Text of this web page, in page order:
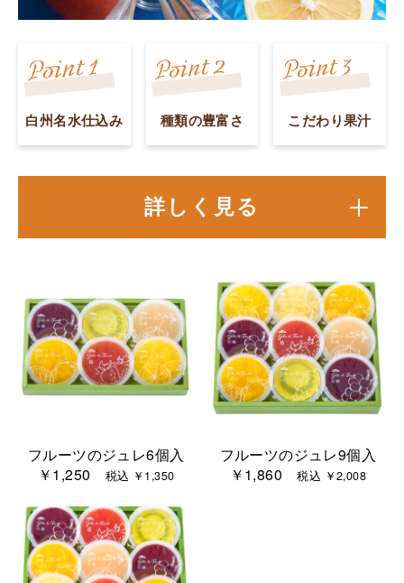
白州名水仕込み 種類の豊富さ こだわり果汁
詳しく見る
フルーツのジュレ6個入
￥1,250
税込 ￥1,350
フルーツのジュレ9個入
￥1,860税込 ￥2,008